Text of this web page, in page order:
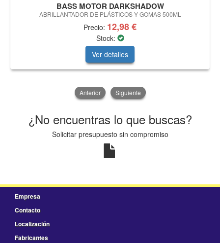
BASS MOTOR DARKSHADOW
ABRILLANTADOR DE PLÁSTICOS Y GOMAS 500ML
Precio: 12,98 €
Stock:
Ver detalles
Anterior Siguiente
¿No encuentras lo que buscas?
Solicitar presupuesto sin compromiso
Empresa
Contacto
Localización
Fabricantes